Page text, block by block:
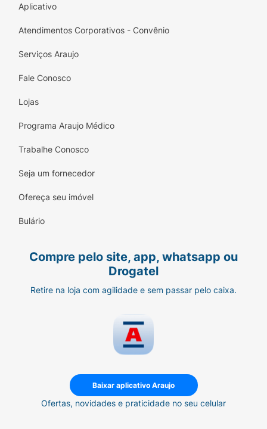
Sódio 103 mg (4% VD*); Vitaminas: Vit. B3
(Niacina) 16 mg (100% VD*); Vit. B5 (Ácido
mg (100% VD*); Vit. B2 1,3 mg (100% VD*);
Aplicativo
Atendimentos Corporativos - Convênio
Serviços Araujo
Fale Conosco
Lojas
Programa Araujo Médico
Trabalhe Conosco
Seja um fornecedor
Ofereça seu imóvel
Bulário
Compre pelo site, app, whatsapp ou
Drogatel
Retire na loja com agilidade e sem passar pelo caixa.
Baixar aplicativo Araujo
Ofertas, novidades e praticidade no seu celular